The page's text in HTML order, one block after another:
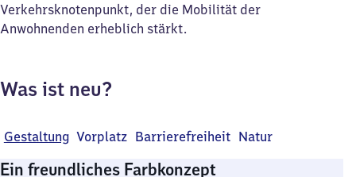
Verkehrsknotenpunkt, der die Mobilität der
Anwohnenden erheblich stärkt.
Was ist neu?
Gestaltung Vorplatz Barrierefreiheit Natur
Ein freundliches Farbkonzept